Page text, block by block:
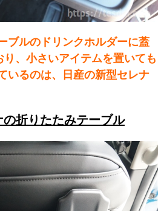
ブルのドリンクホルダーに蓋
、小さいアイテムを置いても
いるのは、日産の新型セレナ
折りたたみテーブル